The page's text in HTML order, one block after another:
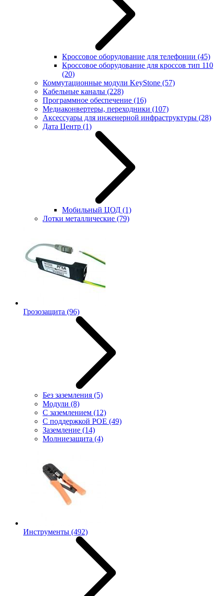
Кроссовое оборудование для телефонии (45)
Кроссовое оборудование для кроссов тип 110
(20)
Коммутационные модули KeyStone (57)
Кабельные каналы (228)
Программное обеспечение (16)
Медиаконвертеры, переходники (107)
Аксессуары для инженерной инфраструктуры (28)
Дата Центр (1)
Мобильный ЦОД (1)
Лотки металлические (79)
Грозозащита (96)
Без заземления (5)
Модули (8)
С заземлением (12)
С поддержкой POE (49)
Заземление (14)
Молниезащита (4)
Инструменты (492)